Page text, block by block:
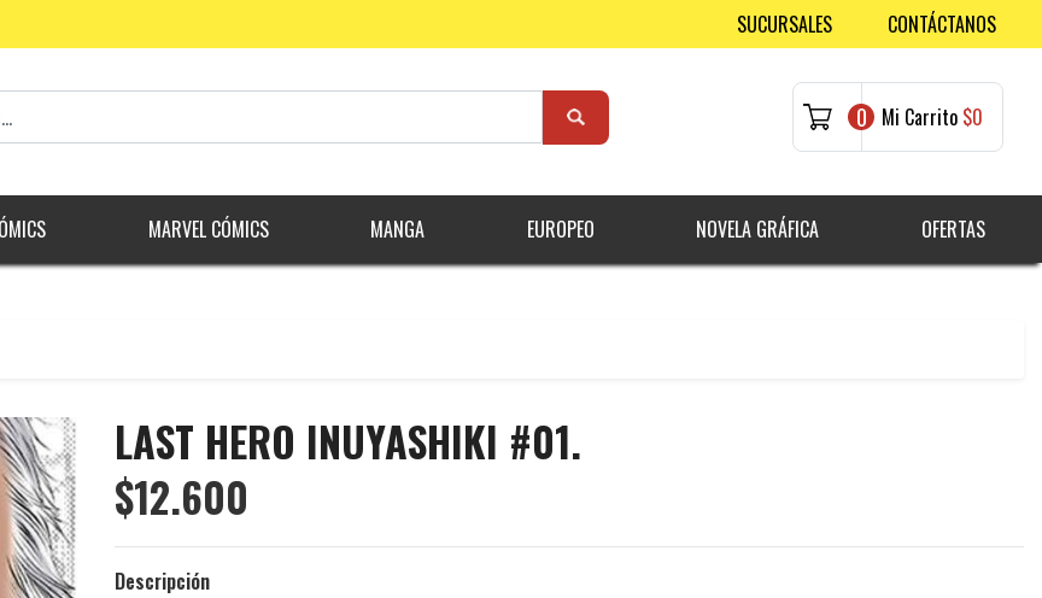
SUCURSALES CONTÁCTANOS
0 Mi Carrito $0
MARVEL CÓMICS MANGA EUROPEO NOVELA GRÁFICA OFERTAS
LAST HERO INUYASHIKI #01.
$12.600
Descripción